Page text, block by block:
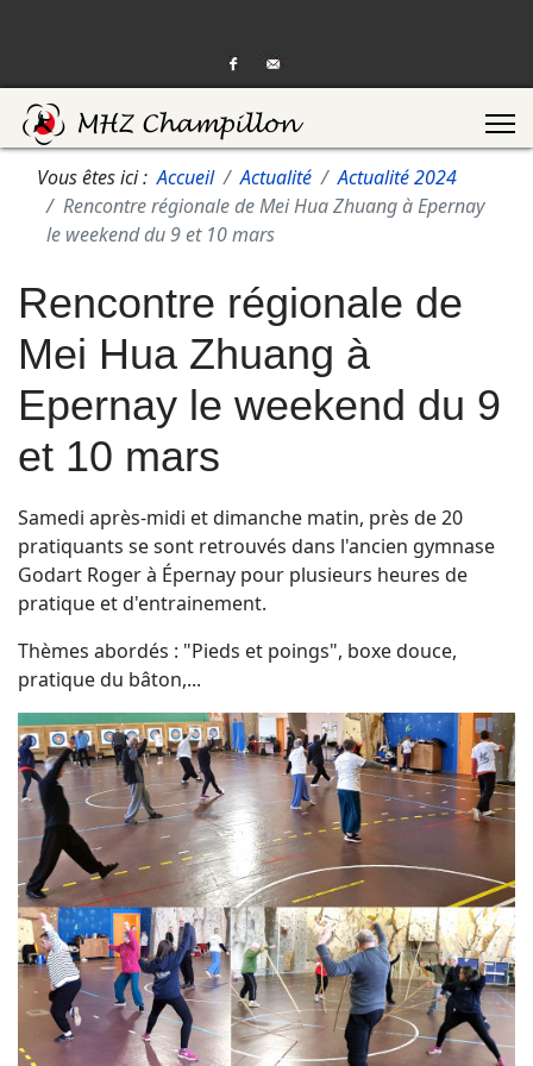
Vous êtes ici :Accueil Actualité
Actualité 2024
Rencontre régionale de Mei Hua Zhuang à Epernay
le weekend du 9 et 10 mars
Rencontre régionale de
Mei Hua Zhuang à
Epernay le weekend du 9
et 10 mars
Samedi après-midi et dimanche matin, près de 20
pratiquants se sont retrouvés dans l'ancien gymnase
Godart Roger à Épernay pour plusieurs heures de
pratique et d'entrainement.
Thèmes abordés : "Pieds et poings", boxe douce,
pratique du bâton,...